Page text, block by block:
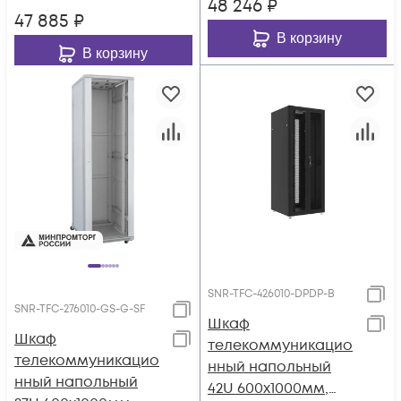
47 885 ₽
В корзину
48 246 ₽
В корзину
SNR-TFC-276010-GS-G-SF
Шкаф
телекоммуникацио
нный напольный
SNR-TFC-426010-DPDP-B
Шкаф
телекоммуникацио
нный напольный
42U 600x1000мм,